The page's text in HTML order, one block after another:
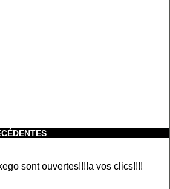
sont ouvertes!!!!a vos clics!!!!